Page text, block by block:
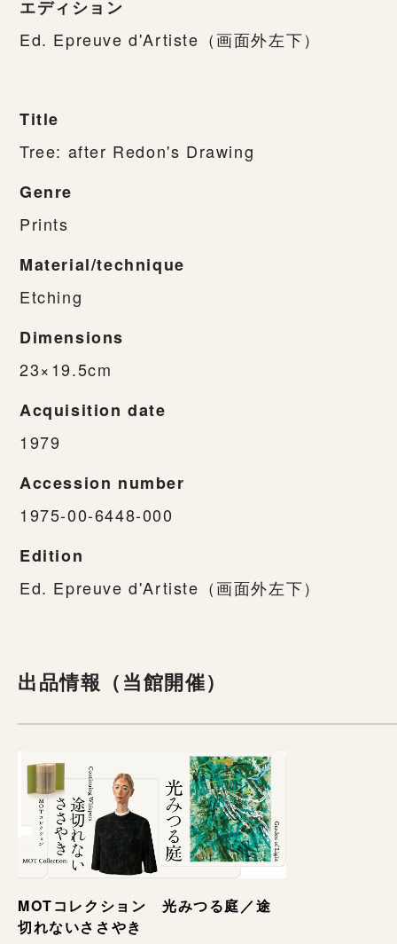
エディション
Ed. Epreuve d'Artiste（画面外左下）
Title
Tree: after Redon's Drawing
Genre
Prints
Material/technique
Etching
Dimensions
23×19.5cm
Acquisition date
1979
Accession number
1975-00-6448-000
Edition
Ed. Epreuve d'Artiste（画面外左下）
出品情報（当館開催）
MOTコレクション 光みつる庭／途
切れないささやき